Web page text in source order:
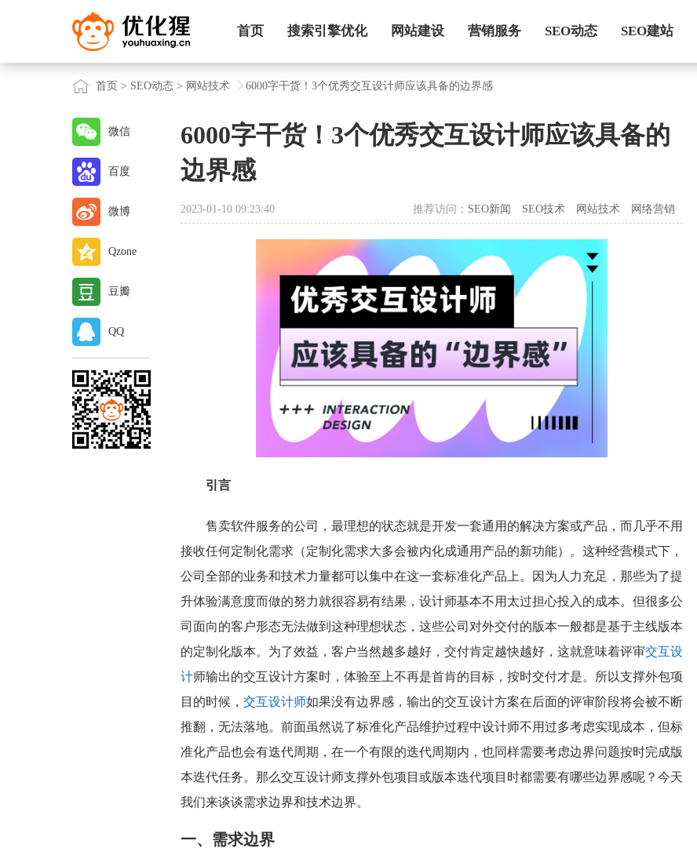
首页 搜索引擎优化 网站建设 营销服务 SEO动态 SEO建站
首页 > SEO动态 > 网站技术 6000字干货！3个优秀交互设计师应该具备的边界感
6000字干货！3个优秀交互设计师应该具备的
边界感
2023-01-10 09:23:40 推荐访问： SEO新闻 SEO技术 网站技术 网络营销
引言
售卖软件服务的公司，最理想的状态就是开发一套通用的解决方案或产品，而几乎不用
接收任何定制化需求（定制化需求大多会被内化成通用产品的新功能）。这种经营模式下，
公司全部的业务和技术力量都可以集中在这一套标准化产品上。因为人力充足，那些为了提
升体验满意度而做的努力就很容易有结果，设计师基本不用太过担心投入的成本。但很多公
司面向的客户形态无法做到这种理想状态，这些公司对外交付的版本一般都是基于主线版本
的定制化版本。为了效益，客户当然越多越好，交付肯定越快越好，这就意味着评审交互设
计师输出的交互设计方案时，体验至上不再是首肯的目标，按时交付才是。所以支撑外包项
目的时候， 交互设计师如果没有边界感，输出的交互设计方案在后面的评审阶段将会被不断
推翻，无法落地。前面虽然说了标准化产品维护过程中设计师不用过多考虑实现成本，但标
准化产品也会有迭代周期，在一个有限的迭代周期内，也同样需要考虑边界问题按时完成版
本迭代任务。那么交互设计师支撑外包项目或版本迭代项目时都需要有哪些边界感呢？今天
我们来谈谈需求边界和技术边界。
一、需求边界
微信
百度
微博
Qzone
豆瓣
QQ